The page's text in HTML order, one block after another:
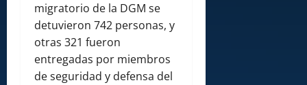
migratorio de la DGM se
detuvieron 742 personas, y
otras 321 fueron
entregadas por miembros
de seguridad y defensa del